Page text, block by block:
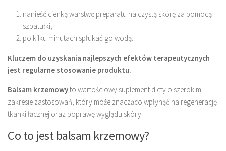
nanieść cienką warstwę preparatu na czystą skórę za pomocą
szpatułki,
po kilku minutach spłukać go wodą.
Kluczem do uzyskania najlepszych efektów terapeutycznych
jest regularne stosowanie produktu.
Balsam krzemowyto wartościowy suplement diety o szerokim
zakresie zastosowań, który może znacząco wpłynąć na regenerację
tkanki łącznej oraz poprawę wyglądu skóry.
Co to jest balsam krzemowy?